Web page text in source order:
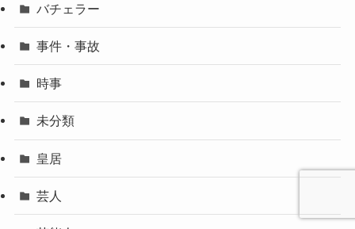
バチェラー
事件・事故
時事
未分類
皇居
芸人